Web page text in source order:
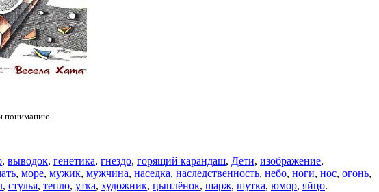
пониманию.
, выводок, генетика, гнездо, горящий карандаш, Дети, изображение,
, море, мужик, мужчина, наседка, наследственность, небо, ноги, нос, огонь,
, стулья, тепло, утка, художник, цыплёнок, шарж, шутка, юмор, яйцо.